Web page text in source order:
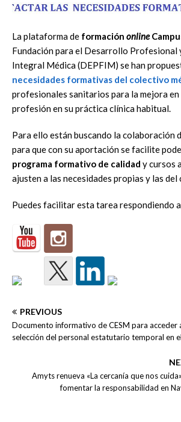
La plataforma de formación online
Fundación para el Desarrollo Profesional
Integral Médica (DEPFIM) se han
necesidades formativas del colectivo
profesionales sanitarios para la mejora en
profesión en su práctica clínica habitual.
Para ello están buscando la colaboración
para que con su aportación se facilite
programa formativo de calidad y cursos
ajusten a las necesidades propias y las
Puedes facilitar esta tarea respondiendo a
PREVIOUS
Documento informativo de CESM para acceder
selección del personal estatutario temporal en el
Amyts renueva «La cercanía que nos
fomentar la responsabilidad en